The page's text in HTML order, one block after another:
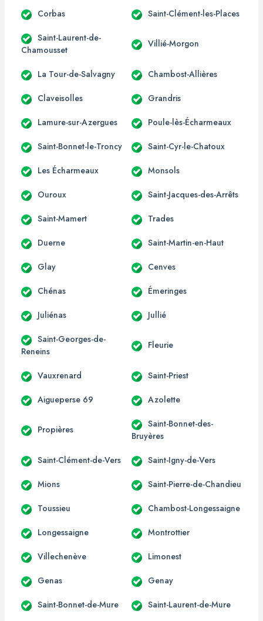
Corbas Saint-Clément-les-Places
Saint-Laurent-de-
Chamousset
Villié-Morgon
La Tour-de-Salvagny Chambost-Allières
Claveisolles Grandris
Lamure-sur-Azergues Poule-lès-Écharmeaux
Saint-Bonnet-le-Troncy Saint-Cyr-le-Chatoux
Les Écharmeaux Monsols
Ouroux Saint-Jacques-des-Arrêts
Saint-Mamert Trades
Duerne Saint-Martin-en-Haut
Glay Cenves
Chénas Émeringes
Juliénas Jullié
Saint-Georges-de-
Reneins
Fleurie
Vauxrenard Saint-Priest
Aigueperse 69 Azolette
Propières
Saint-Bonnet-des-
Bruyères
Saint-Clément-de-Vers Saint-Igny-de-Vers
Mions Saint-Pierre-de-Chandieu
Toussieu Chambost-Longessaigne
Longessaigne Montrottier
Villechenève Limonest
Genas Genay
Saint-Bonnet-de-Mure Saint-Laurent-de-Mure